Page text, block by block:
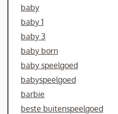
baby
baby 1
baby 3
baby born
baby speelgoed
babyspeelgoed
barbie
beste buitenspeelgoed